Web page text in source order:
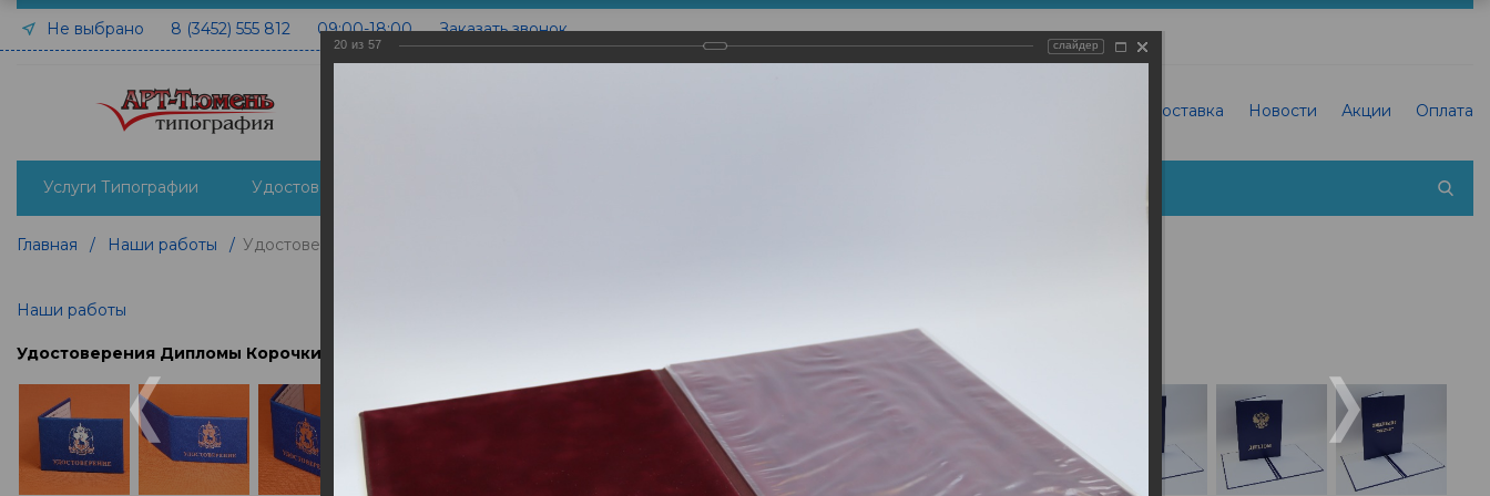
Не выбрано 8 (3452) 555 812 09:00-18:00 Заказать звонок
Доставка Новости Акции Оплата
Услуги Типографии Удостоверения печать и изготовление
Главная / Наши работы / Удостоверения Дипломы Корочки Зачетные книжки
Наши работы
Удостоверения Дипломы Корочки Зачетные книжки
20 из 57 слайдер